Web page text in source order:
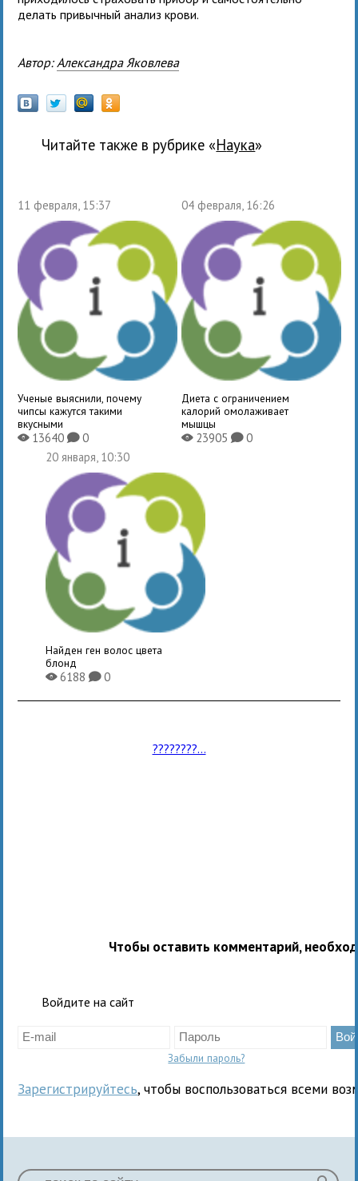
делать привычный анализ крови.
Автор: Александра Яковлева
Читайте также в рубрике « наука»
11 февраля, 15:37
Ученые выяснили, почему
чипсы кажутся такими
вкусными
X13640K0
04 февраля, 16:26
Диета с ограничением
калорий омолаживает
мышцы
X23905 K0
20 января, 10:30
Найден ген волос цвета
блонд
X6188K0
????????...
Чтобы оставить комментарий,
Войдите на сайт
Забыли пароль?
Зарегистрируйтесь, чтобы воспользоваться всеми